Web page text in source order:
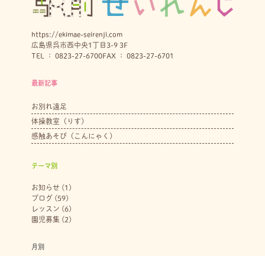
https://ekimae-seirenji.com
広島県呉市西中央1丁目3-9 3F
TEL ： 0823-27-6700FAX ： 0823-27-6701
最新記事
お別れ遠足
体操教室（りす）
感触あそび（こんにゃく）
テーマ別
お知らせ(1)
ブログ (59)
レッスン (6)
園児募集 (2)
月別